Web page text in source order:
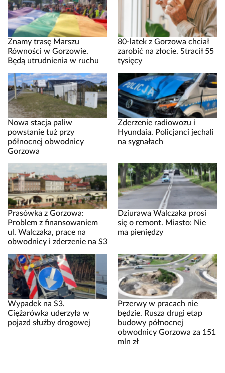
Znamy trasę Marszu
Równości w Gorzowie.
Będą utrudnienia w ruchu
80-latek z Gorzowa chciał
zarobić na złocie. Stracił 55
tysięcy
Nowa stacja paliw
powstanie tuż przy
północnej obwodnicy
Gorzowa
Zderzenie radiowozu i
Hyundaia. Policjanci jechali
na sygnałach
Prasówka z Gorzowa:
Problem z finansowaniem
ul. Walczaka, prace na
obwodnicy i zderzenie na S3
Dziurawa Walczaka prosi
się o remont. Miasto: Nie
ma pieniędzy
Wypadek na S3.
Ciężarówka uderzyła w
pojazd służby drogowej
Przerwy w pracach nie
będzie. Rusza drugi etap
budowy północnej
obwodnicy Gorzowa za 151
mln zł